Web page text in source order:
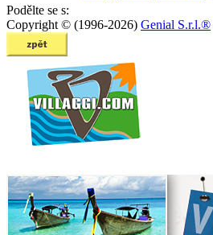
Podělte se s:
Copyright © (1996-2026) Genial S.r.l.®